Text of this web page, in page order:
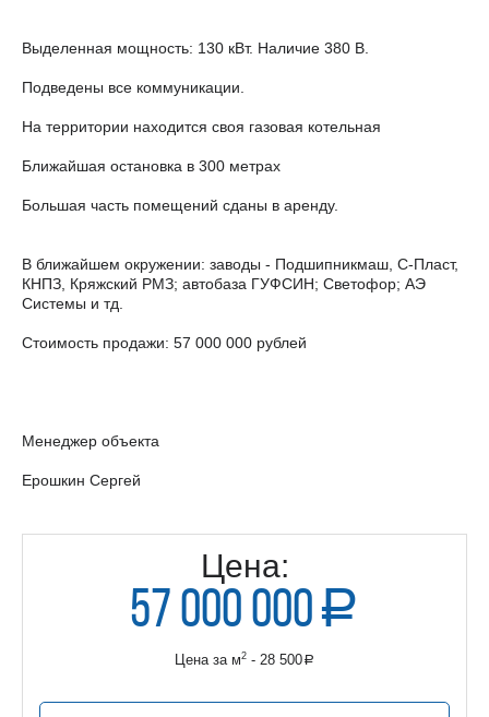
Выделенная мощность: 130 кВт. Наличие 380 В.
Подведены все коммуникации.
На территории находится своя газовая котельная
Ближайшая остановка в 300 метрах
Большая часть помещений сданы в аренду.
В ближайшем окружении: заводы - Подшипникмаш, С-Пласт,
КНПЗ, Кряжский РМЗ; автобаза ГУФСИН; Светофор; АЭ
Системы и тд.
Стоимость продажи: 57 000 000 рублей
Менеджер объекта
Ерошкин Сергей
Цена:
57 000 000 a
руб.
Цена за м2 - 28 500 a